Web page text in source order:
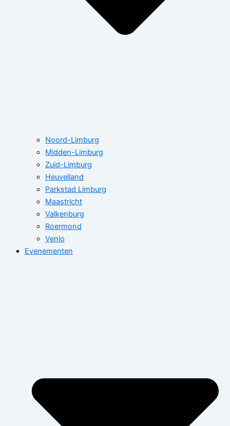
Noord-Limburg
Midden-Limburg
Zuid-Limburg
Heuvelland
Parkstad Limburg
Maastricht
Valkenburg
Roermond
Venlo
Evenementen